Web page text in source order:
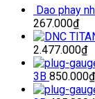
Dao phay
267.000₫
2.477.000₫
3B 850.000₫